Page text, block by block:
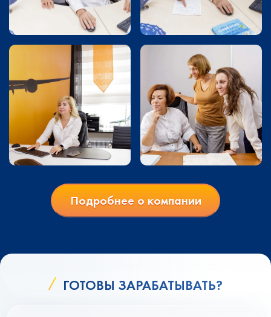
Подробнее о компании
ГОТОВЫ ЗАРАБАТЫВАТЬ?